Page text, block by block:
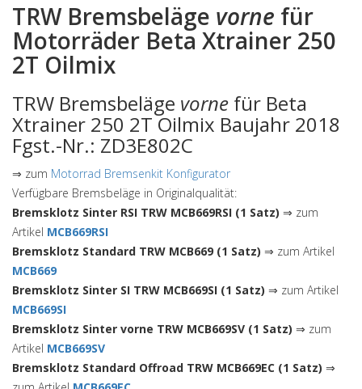
TRW Bremsbeläge vorne für
Motorräder Beta Xtrainer 250
2T Oilmix
TRW Bremsbeläge vorne für Beta
Xtrainer 250 2T Oilmix Baujahr 2018
Fgst.-Nr.: ZD3E802C
⇒ zum Motorrad Bremsenkit Konfigurator
Verfügbare Bremsbeläge in Originalqualität:
Bremsklotz Sinter RSI TRW MCB669RSI (1 Satz) ⇒ zum
Artikel MCB669RSI
Bremsklotz Standard TRW MCB669 (1 Satz) ⇒ zum Artikel
MCB669
Bremsklotz Sinter SI TRW MCB669SI (1 Satz) ⇒ zum Artikel
MCB669SI
Bremsklotz Sinter vorne TRW MCB669SV (1 Satz) ⇒ zum
Artikel MCB669SV
Bremsklotz Standard Offroad TRW MCB669EC (1 Satz) ⇒